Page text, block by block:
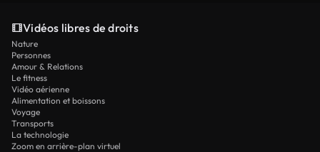
Vidéos libres de droits
Nature
Personnes
Amour & Relations
Le fitness
Vidéo aérienne
Alimentation et boissons
Voyage
Transports
La technologie
Zoom en arrière-plan virtuel